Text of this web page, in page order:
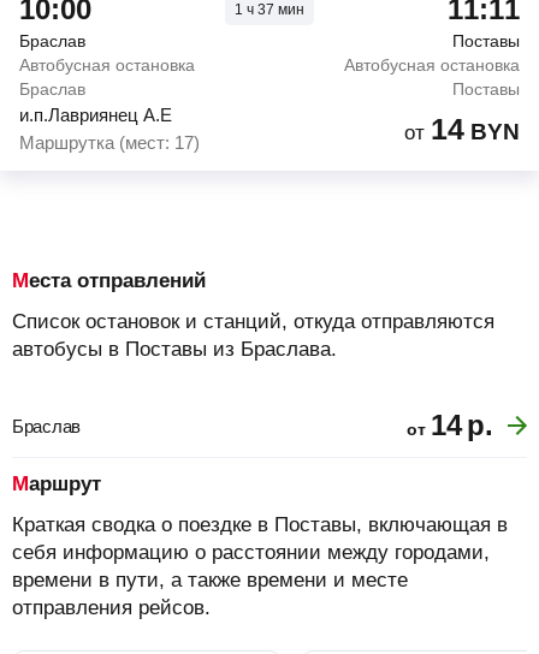
10:00 1 ч 37 мин 11:11
Браслав
Поставы
Автобусная остановка
Браслав
Автобусная остановка
Поставы
и.п.Лавриянец А.Е
Маршрутка (мест: 17)
от 14 BYN
Места отправлений
Список остановок и станций, откуда отправляются
автобусы в Поставы из Браслава.
Браслав от 14р.
Маршрут
Краткая сводка о поездке в Поставы, включающая в
себя информацию о расстоянии между городами,
времени в пути, а также времени и месте
отправления рейсов.